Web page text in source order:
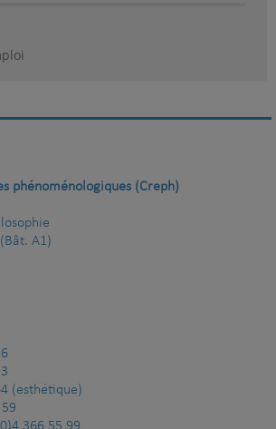
phénoménologiques (Creph)
A1)
(esthétique)